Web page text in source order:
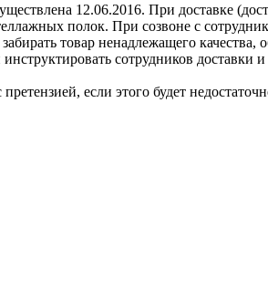
12.06.2016. При доставке
полок. При созвоне с
товар ненадлежащего
сотрудников доставки
если этого будет